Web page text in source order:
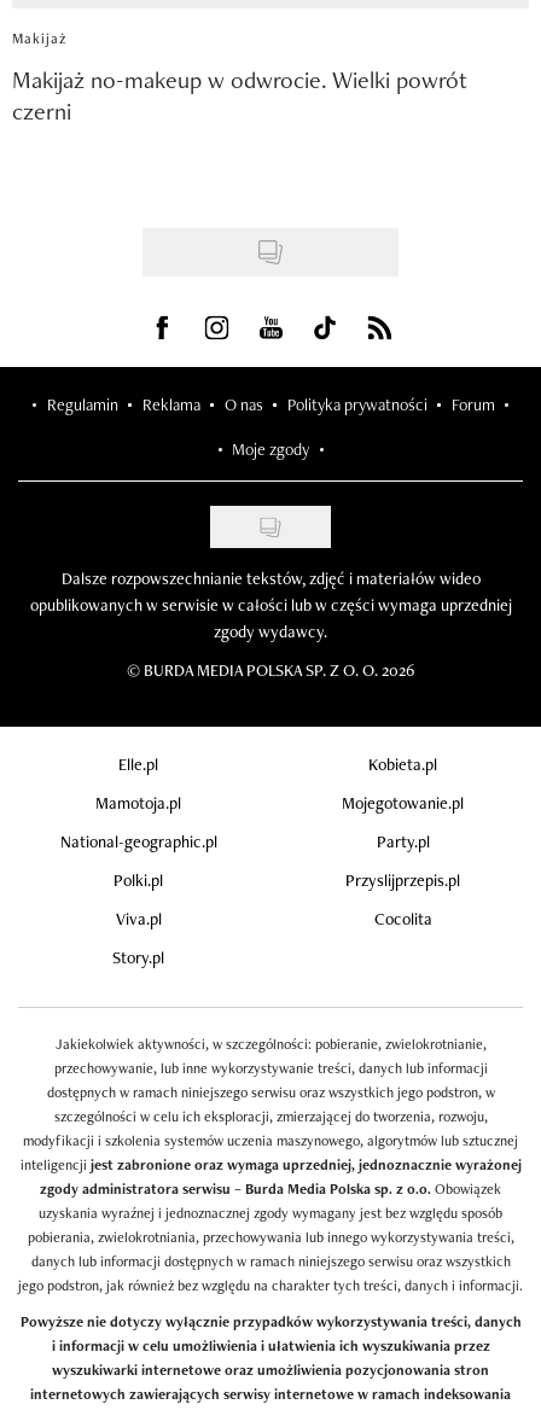
Makijaż
Makijaż no-makeup w odwrocie. Wielki powrót
czerni
Visit us on Facebook
Visit us on Instagram
Visit us on Youtube
Visit us on Tiktok
Visit us on Rss
Regulamin Reklama O nas Polityka prywatności Forum
Moje zgody
Dalsze rozpowszechnianie tekstów, zdjęć i materiałów wideo
opublikowanych w serwisie w całości lub w części wymaga uprzedniej
zgody wydawcy.
© BURDA MEDIA POLSKA SP. Z O. O. 2026
Elle.pl
Kobieta.pl
Mamotoja.pl
Mojegotowanie.pl
National-geographic.pl
Party.pl
Polki.pl
Przyslijprzepis.pl
Viva.pl
Cocolita
Story.pl
Jakiekolwiek aktywności, w szczególności: pobieranie, zwielokrotnianie,
przechowywanie, lub inne wykorzystywanie treści, danych lub informacji
dostępnych w ramach niniejszego serwisu oraz wszystkich jego podstron, w
szczególności w celu ich eksploracji, zmierzającej do tworzenia, rozwoju,
modyfikacji i szkolenia systemów uczenia maszynowego, algorytmów lub sztucznej
inteligencji jest zabronione oraz wymaga uprzedniej, jednoznacznie wyrażonej
zgody administratora serwisu – Burda Media Polska sp. z o.o.Obowiązek
uzyskania wyraźnej i jednoznacznej zgody wymagany jest bez względu sposób
pobierania, zwielokrotniania, przechowywania lub innego wykorzystywania treści,
danych lub informacji dostępnych w ramach niniejszego serwisu oraz wszystkich
jego podstron, jak również bez względu na charakter tych treści, danych i informacji.
Powyższe nie dotyczy wyłącznie przypadków wykorzystywania treści, danych
i informacji w celu umożliwienia i ułatwienia ich wyszukiwania przez
wyszukiwarki internetowe oraz umożliwienia pozycjonowania stron
internetowych zawierających serwisy internetowe w ramach indeksowania